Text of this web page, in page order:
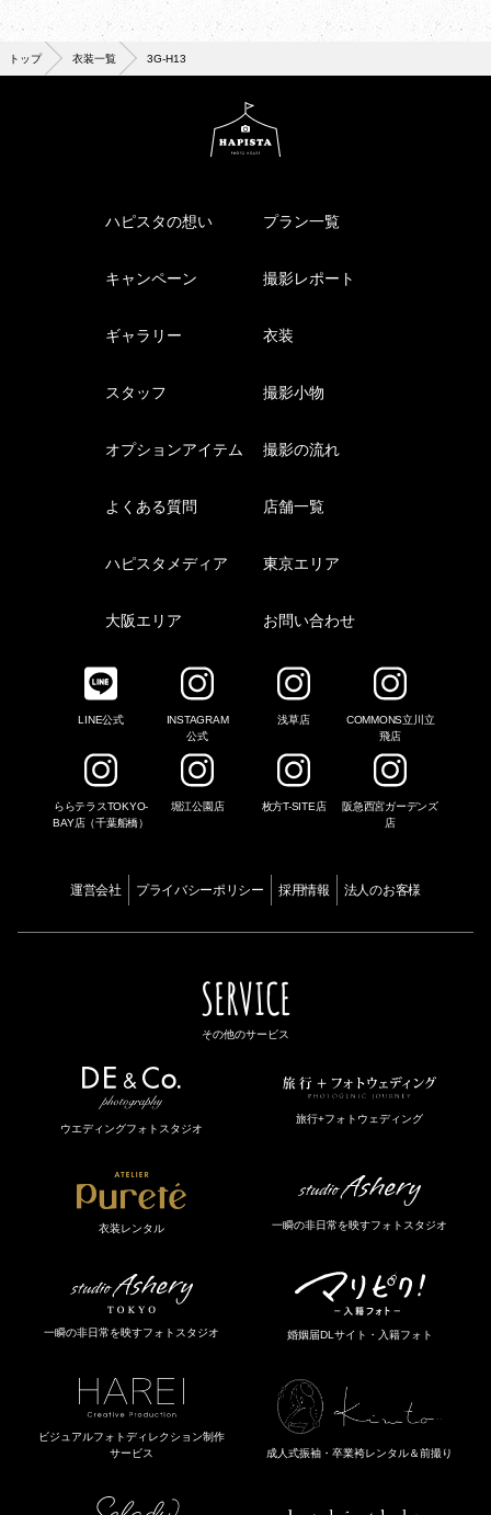
トップ 衣装一覧 3G-H13
ハピスタの想い プラン一覧
キャンペーン 撮影レポート
ギャラリー 衣装
スタッフ 撮影小物
オプションアイテム 撮影の流れ
よくある質問 店舗一覧
ハピスタメディア 東京エリア
大阪エリア お問い合わせ
LINE公式
INSTAGRAM
公式
浅草店
COMMONS立川立
飛店
ららテラスTOKYO-
BAY店（千葉船橋）
堀江公園店 枚方T-SITE店
阪急西宮ガーデンズ
店
運営会社 プライバシーポリシー 採用情報 法人のお客様
SERVICE
その他のサービス
ウエディングフォトスタジオ
旅行+フォトウェディング
衣装レンタル 一瞬の非日常を映すフォトスタジオ
一瞬の非日常を映すフォトスタジオ 婚姻届DLサイト・入籍フォト
ビジュアルフォトディレクション制作
サービス
成人式振袖・卒業袴レンタル＆前撮り